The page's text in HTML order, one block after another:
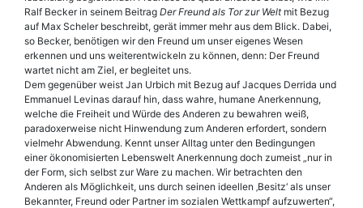
Ralf Becker in seinem Beitrag Der Freund als Tor zur Weltmit Bezug
auf Max Scheler beschreibt, gerät immer mehr aus dem Blick. Dabei,
so Becker, benötigen wir den Freund um unser eigenes Wesen
erkennen und uns weiterentwickeln zu können, denn: Der Freund
wartet nicht am Ziel, er begleitet uns.
Dem gegenüber weist Jan Urbich mit Bezug auf Jacques Derrida und
Emmanuel Levinas darauf hin, dass wahre, humane Anerkennung,
welche die Freiheit und Würde des Anderen zu bewahren weiß,
paradoxerweise nicht Hinwendung zum Anderen erfordert, sondern
vielmehr Abwendung. Kennt unser Alltag unter den Bedingungen
einer ökonomisierten Lebenswelt Anerkennung doch zumeist „nur in
der Form, sich selbst zur Ware zu machen. Wir betrachten den
Anderen als Möglichkeit, uns durch seinen ideellen ‚Besitz‘ als unser
Bekannter, Freund oder Partner im sozialen Wettkampf aufzuwerten“,